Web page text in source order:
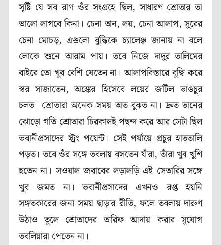
সৃষ্টি যে সব রাগ ওঁর সংগ্রহে ছিল, সাধারণ শ্রোতার তা
ভালো লাগবে কিনা। চেনা তান, লয়, চেনা আলাপ, সুরের
চেনা মোচড়, এগুলো বুদ্ধিকে চ্যালেঞ্জ জানায় না বলে
লোকে শুনে আরাম পায়। তবে নিজে দাদুর তালিমের
বাইরে তো খুব বেশি যেতেন না। আলাপবিস্তারে বুদ্ধি করে
স্বর সাজাতেন, অঙ্কের হিসেবে লয়ের জটিল ভাঙচুর
চলত। শ্রোতারা অনেক সময় অত বুঝত না। দ্রুত তানের
ঝোড়ো গতি শ্রোতারা চিরকালই পছন্দ করে আর সেটা ছিল
ভবানীপ্রসাদের স্ট্রং পয়েন্ট। সেই পর্যায়ে প্রচুর হাততালি
পড়ত। তবে ওঁর সঙ্গে তবলায় বসতেন যাঁরা, তাঁরা খুব খুশি
হতেন না। সওয়াল জবাবের লড়ালড়ি এই সেতারির সঙ্গে
খুব জমত না। ভবানীপ্রসাদের এখনও রপ্ত হয়নি
সঙ্গতকারের জন্য সময় ছাড়ার রীতি, ফলে তবলায় দারুণ
উঠাও তুলে শ্রোতাদের তারিফ আদায় করার সুযোগ
তবলিয়ারা পেতেন না।